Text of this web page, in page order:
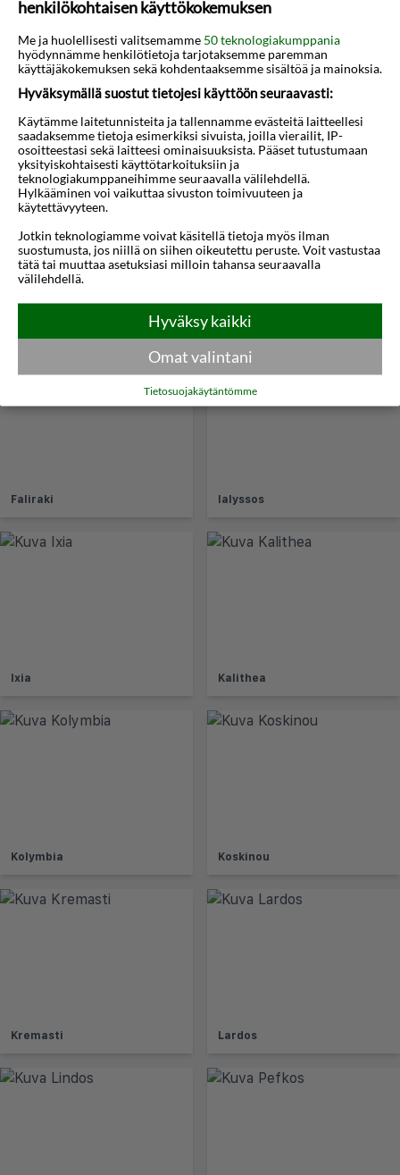
Muut kohteet - Rodos
Archangelos
Faliraki Ialyssos
Ixia Kalithea
Kolymbia Koskinou
Kremasti Lardos
henkilökohtaisen käyttökokemuksen
Me ja huolellisesti valitsemamme 50 teknologiakumppania
hyödynnämme henkilötietoja tarjotaksemme paremman
käyttäjäkokemuksen sekä kohdentaaksemme sisältöä ja mainoksia.
Hyväksymällä suostut tietojesi käyttöön seuraavasti:
Käytämme laitetunnisteita ja tallennamme evästeitä laitteellesi
saadaksemme tietoja esimerkiksi sivuista, joilla vierailit, IP-
osoitteestasi sekä laitteesi ominaisuuksista. Pääset tutustumaan
yksityiskohtaisesti käyttötarkoituksiin ja
teknologiakumppaneihimme seuraavalla välilehdellä.
Hylkääminen voi vaikuttaa sivuston toimivuuteen ja
käytettävyyteen.
Jotkin teknologiamme voivat käsitellä tietoja myös ilman
suostumusta, jos niillä on siihen oikeutettu peruste. Voit vastustaa
tätä tai muuttaa asetuksiasi milloin tahansa seuraavalla
välilehdellä.
Hyväksy kaikki
Omat valintani
Tietosuojakäytäntömme